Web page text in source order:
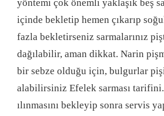
yöntemi çok önemli yaklaşık beş
içinde bekletip hemen çıkarıp
fazla bekletirseniz sarmalarınız
dağılabilir, aman dikkat. Narin
bir sebze olduğu için, bulgurlar
alabilirsiniz Efelek sarması tarifini.
ılınmasını bekleyip sonra servis